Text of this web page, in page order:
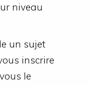
niveau
un sujet
inscrire
le